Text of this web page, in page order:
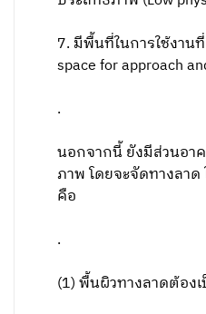
7. มีพื้นที่ในการใช้งาน
space for approach
.
นอกจากนี้ ยังมีส่วนอา
ภาพ โดยจะจัดทางลา
คือ
.
(1) พื้นผิวทางลาดต้อง